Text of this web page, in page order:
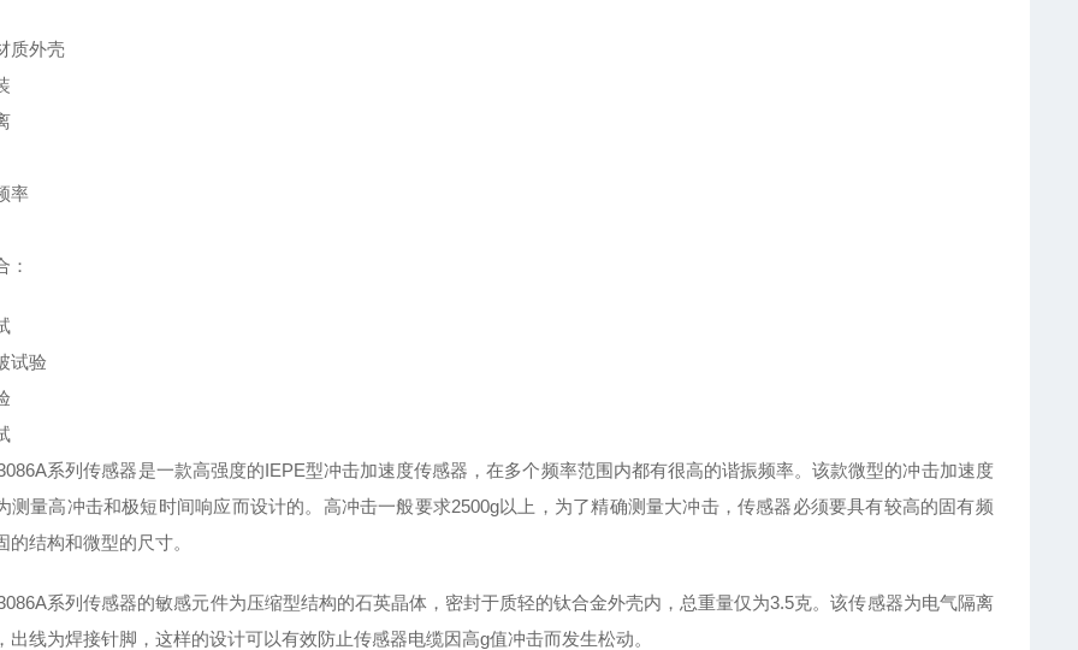
质外壳
率
：
试验
系列传感器是一款高强度的IEPE型冲击加速度传感器，在多个频率范围内都有很高的谐振频率。该款微型的冲击加速度
测量高冲击和极短时间响应而设计的。高冲击一般要求2500g以上，为了精确测量大冲击，传感器必须要具有较高的固有频
的结构和微型的尺寸。
系列传感器的敏感元件为压缩型结构的石英晶体，密封于质轻的钛合金外壳内，总重量仅为3.5克。该传感器为电气隔离
出线为焊接针脚，这样的设计可以有效防止传感器电缆因高g值冲击而发生松动。